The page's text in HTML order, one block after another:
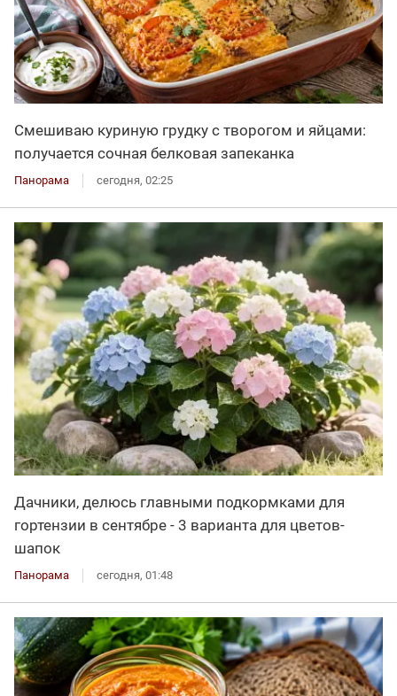
Смешиваю куриную грудку с творогом и яйцами:
получается сочная белковая запеканка
Панорама сегодня, 02:25
Дачники, делюсь главными подкормками для
гортензии в сентябре - 3 варианта для цветов-
шапок
Панорама сегодня, 01:48